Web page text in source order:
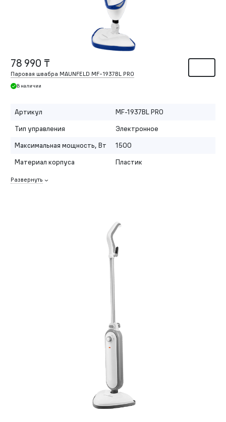
78 990 ₸
Паровая швабра MAUNFELD MF-1937BL PRO
В наличии
Артикул
MF-1937BL PRO
Тип управления
Электронное
Максимальная мощность, Вт
1500
Материал корпуса
Пластик
Развернуть